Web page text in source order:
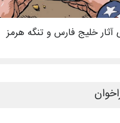
آثار خلیج فارس و تنگه هرمز